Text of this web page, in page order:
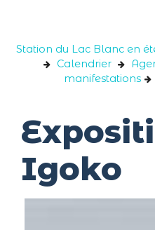
Station du Lac Blanc en
Calendrier
manifestations
Igoko